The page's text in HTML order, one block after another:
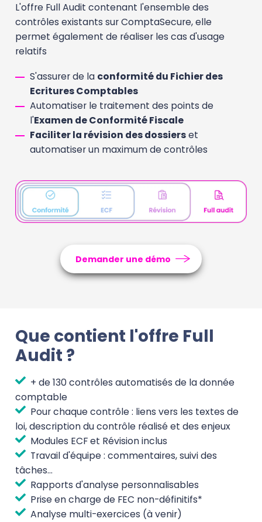
L'offre Full Audit contenant l'ensemble des
contrôles existants sur ComptaSecure, elle
permet également de réaliser les cas d'usage
relatifs
S'assurer de la conformité du Fichier des
Ecritures Comptables
Automatiser le traitement des points de
l'Examen de Conformité Fiscale
Faciliter la révision des dossierset
automatiser un maximum de contrôles
Demander une démo
Que contient l'offre Full
Audit ?
+ de 130 contrôles automatisés de la donnée
comptable
Pour chaque contrôle : liens vers les textes de
loi, description du contrôle réalisé et des enjeux
Modules ECF et Révision inclus
Travail d'équipe : commentaires, suivi des
tâches...
Rapports d'analyse personnalisables
Prise en charge de FEC non-définitifs*
Analyse multi-exercices (à venir)